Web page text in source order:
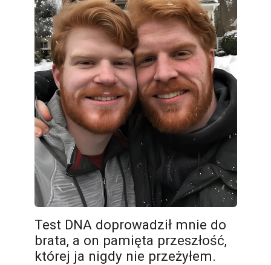
Test DNA doprowadził mnie do
brata, a on pamięta przeszłość,
której ja nigdy nie przeżyłem.